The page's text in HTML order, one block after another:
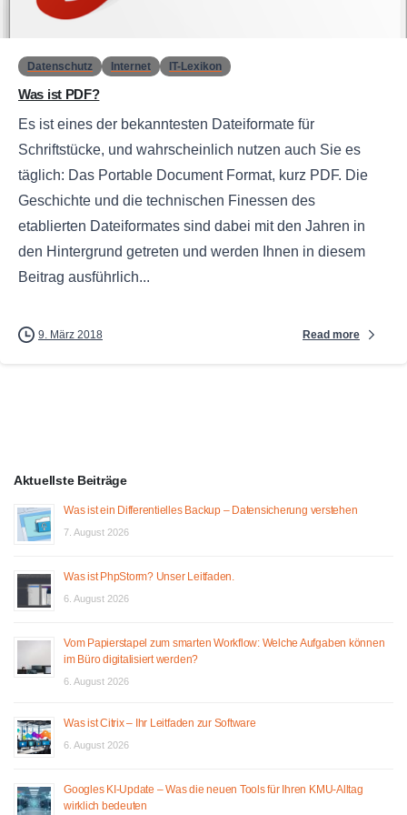
Datenschutz Internet IT-Lexikon
Was ist PDF?
Es ist eines der bekanntesten Dateiformate für
Schriftstücke, und wahrscheinlich nutzen auch Sie es
täglich: Das Portable Document Format, kurz PDF. Die
Geschichte und die technischen Finessen des
etablierten Dateiformates sind dabei mit den Jahren in
den Hintergrund getreten und werden Ihnen in diesem
Beitrag ausführlich...
9. März 2018 Read more
Aktuellste Beiträge
Was ist ein Differentielles Backup – Datensicherung verstehen
7. August 2026
Was ist PhpStorm? Unser Leitfaden.
6. August 2026
Vom Papierstapel zum smarten Workflow: Welche Aufgaben können
im Büro digitalisiert werden?
6. August 2026
Was ist Citrix – Ihr Leitfaden zur Software
6. August 2026
Googles KI-Update – Was die neuen Tools für Ihren KMU-Alltag
wirklich bedeuten